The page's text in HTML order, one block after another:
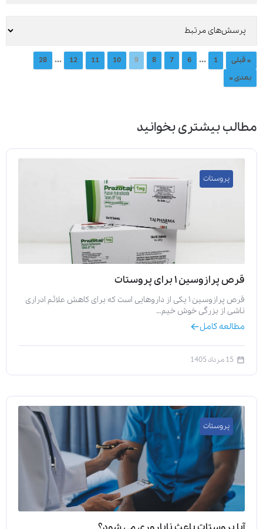
« قبلی 1
...
6
7
8
9
10
11
12
...
28
بعدی »
مطالب بیشتری بخوانید
پروستات
قرص پرازوسین ۱ برای پروستات
قرص پرازوسین ۱ یکی از داروهایی است که برای کاهش علائم ادراری
ناشی از بزرگی خوش خیم…
مطالعه کامل
15 مرداد 1405
پروستات